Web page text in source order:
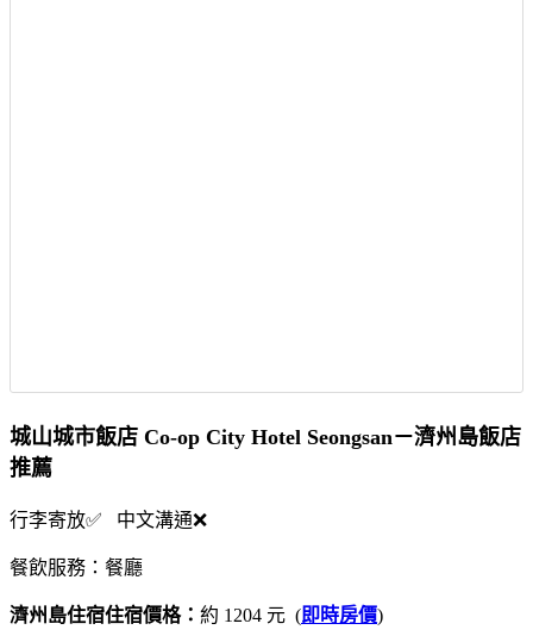
城山城市飯店 Co-op City Hotel Seongsan－濟州島飯店
推薦
行李寄放✅ 中文溝通❌
餐飲服務：餐廳
濟州島住宿住宿價格： 約 1204 元 (即時房價)